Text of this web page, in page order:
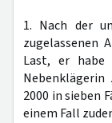
1. Nach der
zugelassenen
Last, er habe
2000 in sieben
einem Fall